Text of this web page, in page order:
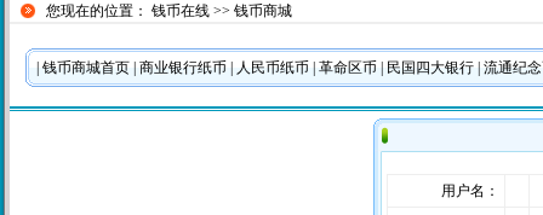
您现在的位置： 钱币在线 >> 钱币商城
|钱币商城首页 |商业银行纸币 |人民币纸币 |革命区币 |民国四大银行 |流通纪
用户名：